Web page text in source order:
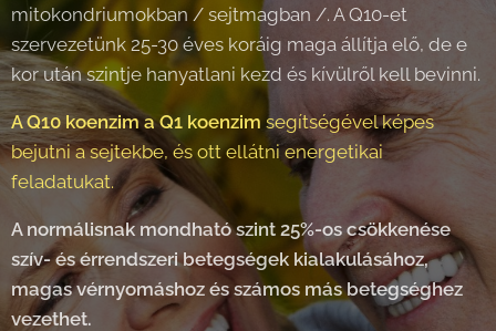
mitokondriumokban / sejtmagban /. A Q10-et
szervezetünk 25-30 éves koráig maga állítja elő, de e
kor után szintje hanyatlani kezd és kívülről kell bevinni.
A Q10 koenzim a Q1 koenzim segítségével képes
bejutni a sejtekbe, és ott ellátni energetikai
feladatukat.
A normálisnak mondható szint 25%-os csökkenése
szív- és érrendszeri betegségek kialakulásához,
magas vérnyomáshoz és számos más betegséghez
vezethet.